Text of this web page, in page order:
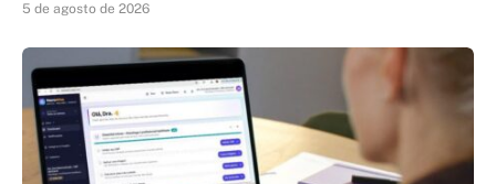
5 de agosto de 2026